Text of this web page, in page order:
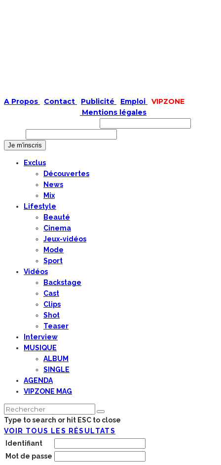
A Propos Contact Publicité Emploi
VIPZONE
Mentions légales
Exclus
Découvertes
News
Mix
Lifestyle
Beauté
Cinema
Jeux-vidéos
Mode
Sport
Vidéos
Backstage
Cast
Clips
Shot
Teaser
Interview
MUSIQUE
ALBUM
SINGLE
AGENDA
VIPZONE MAG
Type to search or hit ESC to close
VOIR TOUS LES RÉSULTATS
Identifiant
Mot de passe